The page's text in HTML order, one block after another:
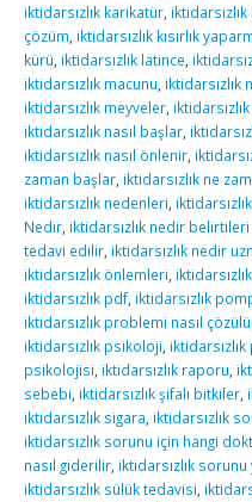
iktidarsızlık karikatür,
çözüm, iktidarsızlık kısırlık
kürü, iktidarsızlık latince,
iktidarsızlık macunu, iktidarsızlık
iktidarsızlık meyveler,
iktidarsızlık nasıl başlar,
iktidarsızlık nasıl önlenir,
zaman başlar, iktidarsızlık ne
iktidarsızlık nedenleri,
Nedir, iktidarsızlık nedir
tedavi edilir, iktidarsızlık nedir
iktidarsızlık önlemleri,
iktidarsızlık pdf, iktidarsızlık
iktidarsızlık problemi nasıl
iktidarsızlık psikoloji,
psikolojisi, iktidarsızlık raporu,
sebebi, iktidarsızlık şifalı bitkiler,
iktidarsızlık sigara, iktidarsızlık
iktidarsızlık sorunu için hangi
nasıl giderilir, iktidarsızlık
iktidarsızlık sülük tedavisi,